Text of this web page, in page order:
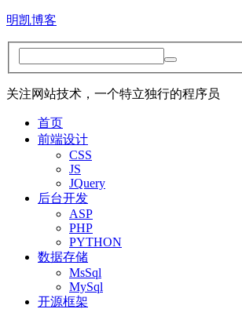
明凯博客
关注网站技术，一个特立独行的程序员
首页
前端设计
CSS
JS
JQuery
后台开发
ASP
PHP
PYTHON
数据存储
MsSql
MySql
开源框架